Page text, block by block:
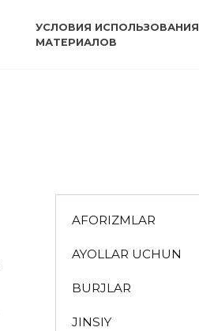
УСЛОВИЯ ИСПОЛЬЗОВАНИЯ
МАТЕРИАЛОВ
AFORIZMLAR
AYOLLAR UCHUN
BURJLAR
JINSIY